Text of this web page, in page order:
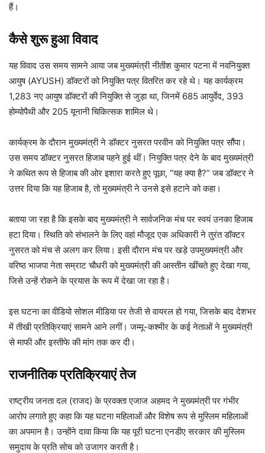
हैं।
कैसे शुरू हुआ विवाद
यह विवाद उस समय सामने आया जब मुख्यमंत्री नीतीश कुमार पटना में नवनियुक्त
आयुष (AYUSH) डॉक्टरों को नियुक्ति पत्र वितरित कर रहे थे। यह कार्यक्रम
1,283 नए आयुष डॉक्टरों की नियुक्ति से जुड़ा था, जिनमें 685 आयुर्वेद, 393
होम्योपैथी और 205 यूनानी चिकित्सक शामिल थे।
कार्यक्रम के दौरान मुख्यमंत्री ने डॉक्टर नुसरत परवीन को नियुक्ति पत्र सौंपा।
उस समय डॉक्टर नुसरत हिजाब पहने हुई थीं। नियुक्ति पत्र देने के बाद मुख्यमंत्री
ने कथित रूप से हिजाब की ओर इशारा करते हुए पूछा, “यह क्या है?” जब डॉक्टर ने
उत्तर दिया कि यह हिजाब है, तो मुख्यमंत्री ने उनसे इसे हटाने को कहा।
बताया जा रहा है कि इसके बाद मुख्यमंत्री ने सार्वजनिक मंच पर स्वयं उनका हिजाब
हटा दिया। स्थिति को संभालने के लिए वहां मौजूद एक अधिकारी ने तुरंत डॉक्टर
नुसरत को मंच से अलग कर लिया। इसी दौरान मंच पर खड़े उपमुख्यमंत्री और
वरिष्ठ भाजपा नेता सम्राट चौधरी को मुख्यमंत्री की आस्तीन खींचते हुए देखा गया,
जिसे उन्हें रोकने के प्रयास के रूप में देखा जा रहा है।
इस घटना का वीडियो सोशल मीडिया पर तेजी से वायरल हो गया, जिसके बाद देशभर
में तीखी प्रतिक्रियाएं सामने आने लगीं। जम्मू-कश्मीर के कई नेताओं ने मुख्यमंत्री
से माफी और इस्तीफे की मांग तक कर दी।
राजनीतिक प्रतिक्रियाएं तेज
राष्ट्रीय जनता दल (राजद) के प्रवक्ता एजाज अहमद ने मुख्यमंत्री पर गंभीर
आरोप लगाते हुए कहा कि यह घटना महिलाओं और विशेष रूप से मुस्लिम महिलाओं
का अपमान है। उन्होंने दावा किया कि यह पूरी घटना एनडीए सरकार की मुस्लिम
समुदाय के प्रति सोच को उजागर करती है।